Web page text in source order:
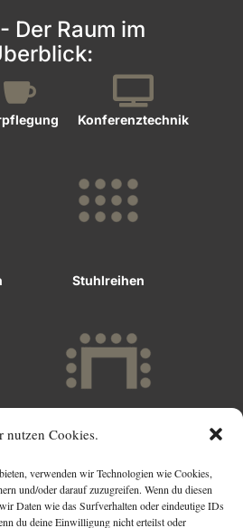
nutzen Cookies.
verwenden wir Technologien wie Cookies,
und/oder darauf zuzugreifen. Wenn du diesen
Daten wie das Surfverhalten oder eindeutige IDs
du deine Einwilligung nicht erteilst oder
Der Raum im
 
Konferenz­technik
Stuhlreihen
U-Form
und den Innenhof